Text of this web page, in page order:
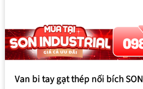
Van bi tay gạt thép nối bích SON